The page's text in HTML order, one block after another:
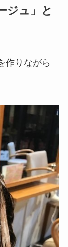
ジュ」と
作りながら